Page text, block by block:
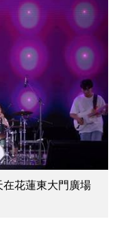
在花蓮東大門廣場